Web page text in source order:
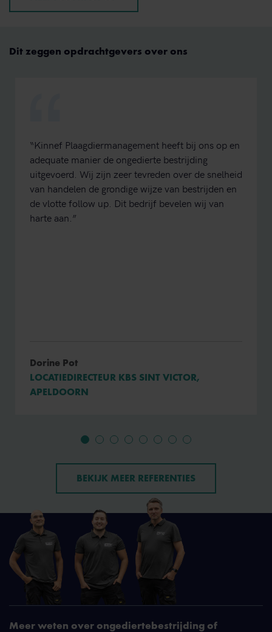
Dit zeggen opdrachtgevers over ons
“Kinnef Plaagdiermanagement heeft bij ons op en
adequate manier de ongedierte bestrijding
uitgevoerd. Wij zijn zeer tevreden over de snelheid
van handelen de grondige wijze van bestrijden en
de vlotte follow up. Dit bedrijf bevelen wij van
harte aan.”
Dorine Pot
LOCATIEDIRECTEUR KBS SINT VICTOR,
APELDOORN
BEKIJK MEER REFERENTIES
Meer weten over ongediertebestrijding of